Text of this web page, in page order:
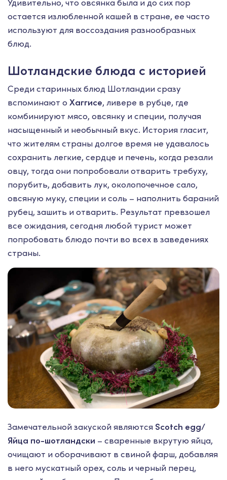
Удивительно, что овсянка была и до сих пор
остается излюбленной кашей в стране, ее часто
используют для воссоздания разнообразных
блюд.
Шотландские блюда с историей
Среди старинных блюд Шотландии сразу
вспоминают о Хаггисе, ливере в рубце, где
комбинируют мясо, овсянку и специи, получая
насыщенный и необычный вкус. История гласит,
что жителям страны долгое время не удавалось
сохранить легкие, сердце и печень, когда резали
овцу, тогда они попробовали отварить требуху,
порубить, добавить лук, околопочечное сало,
овсяную муку, специи и соль – наполнить бараний
рубец, зашить и отварить. Результат превзошел
все ожидания, сегодня любой турист может
попробовать блюдо почти во всех в заведениях
страны.
Замечательной закуской являются Scotch egg/
Яйца по-шотландски – сваренные вкрутую яйца,
очищают и оборачивают в свиной фарш, добавляя
в него мускатный орех, соль и черный перец,